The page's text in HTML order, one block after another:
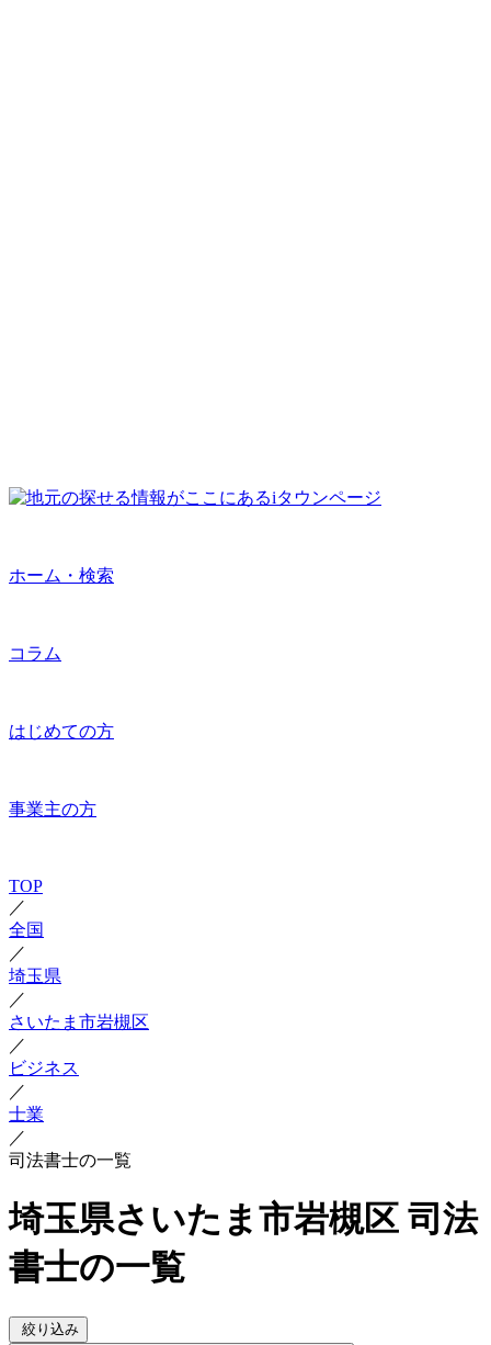
ホーム・検索
コラム
はじめての方
事業主の方
TOP
／
全国
／
埼玉県
／
さいたま市岩槻区
／
ビジネス
／
士業
／
司法書士の一覧
埼玉県さいたま市岩槻区 司法
書士の一覧
絞り込み